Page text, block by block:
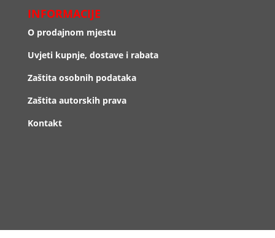
INFORMACIJE
O prodajnom mjestu
Uvjeti kupnje, dostave i rabata
Zaštita osobnih podataka
Zaštita autorskih prava
Kontakt